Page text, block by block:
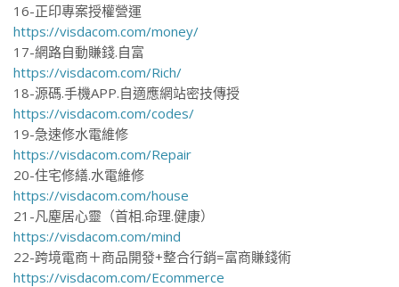
16-正印專案授權營運
https://visdacom.com/money/
17-網路自動賺錢.自富
https://visdacom.com/Rich/
18-源碼.手機APP.自適應網站密技傳授
https://visdacom.com/codes/
19-急速修水電維修
https://visdacom.com/Repair
20-住宅修繕.水電維修
https://visdacom.com/house
21-凡塵居心靈（首相.命理.健康）
https://visdacom.com/mind
22-跨境電商＋商品開發+整合行銷=富商賺錢術
https://visdacom.com/Ecommerce